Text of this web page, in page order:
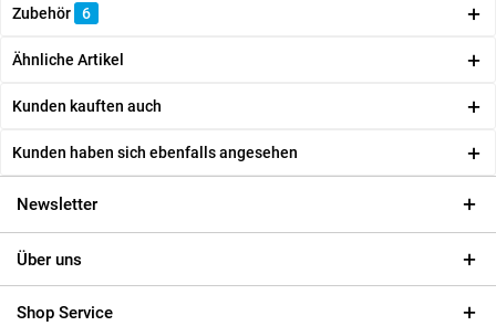
Zubehör 6
Ähnliche Artikel
Kunden kauften auch
Kunden haben sich ebenfalls angesehen
Newsletter
Über uns
Shop Service